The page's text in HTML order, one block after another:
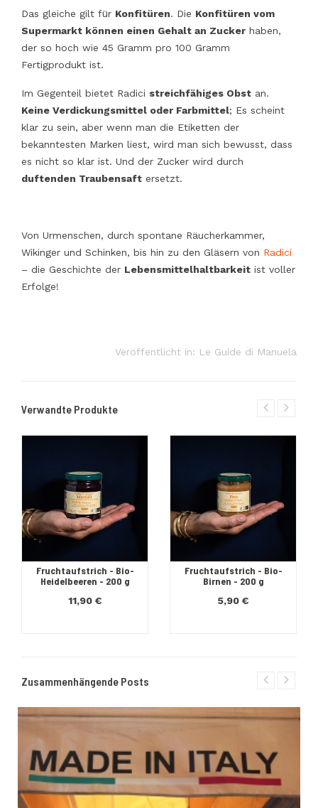
Das gleiche gilt für Konfitüren. Die Konfitüren vom
Supermarkt können einen Gehalt an Zucker haben,
der so hoch wie 45 Gramm pro 100 Gramm
Fertigprodukt ist.
Im Gegenteil bietet Radici streichfähiges Obst an.
Keine Verdickungsmittel oder Farbmittel; Es scheint
klar zu sein, aber wenn man die Etiketten der
bekanntesten Marken liest, wird man sich bewusst, dass
es nicht so klar ist. Und der Zucker wird durch
duftenden Traubensaft ersetzt.
Von Urmenschen, durch spontane Räucherkammer,
Wikinger und Schinken, bis hin zu den Gläsern von Radici
– die Geschichte der Lebensmittelhaltbarkeit ist voller
Erfolge!
Veröffentlicht in: Le Guide di Manuela
Verwandte Produkte
Fruchtaufstrich - Bio-
Heidelbeeren - 200 g
11,90 €
Fruchtaufstrich - Bio-
Birnen - 200 g
5,90 €
Zusammenhängende Posts